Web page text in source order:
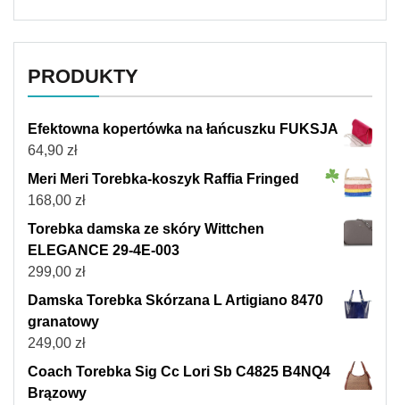
PRODUKTY
Efektowna kopertówka na łańcuszku FUKSJA
64,90 zł
Meri Meri Torebka-koszyk Raffia Fringed
168,00 zł
Torebka damska ze skóry Wittchen
ELEGANCE 29-4E-003
299,00 zł
Damska Torebka Skórzana L Artigiano 8470
granatowy
249,00 zł
Coach Torebka Sig Cc Lori Sb C4825 B4NQ4
Brązowy